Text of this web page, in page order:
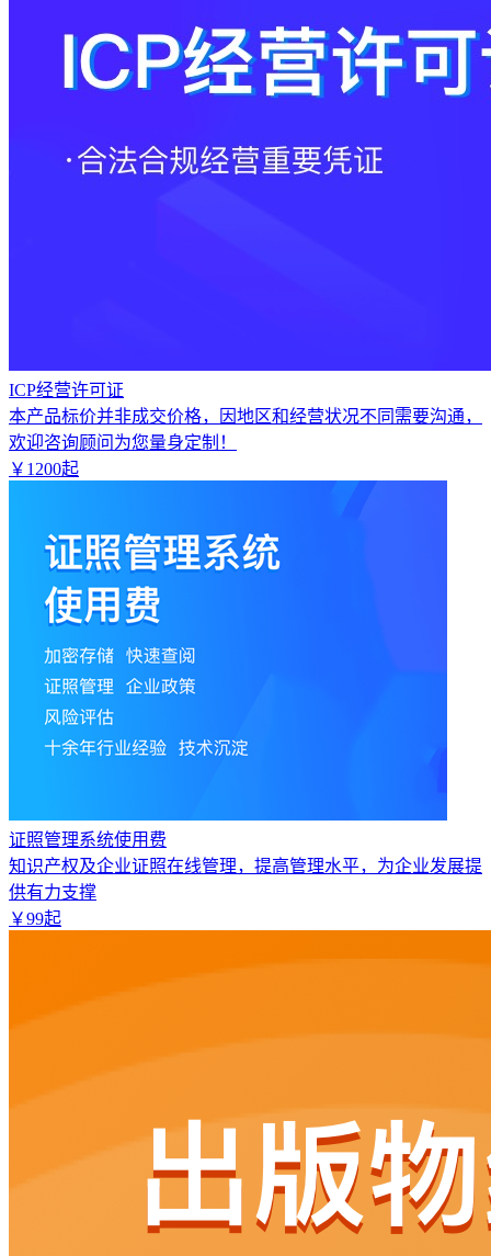
ICP经营许可证
本产品标价并非成交价格，因地区和经营状况不同需要沟通，
欢迎咨询顾问为您量身定制！
￥ 1200起
证照管理系统使用费
知识产权及企业证照在线管理，提高管理水平，为企业发展提
供有力支撑
￥99起